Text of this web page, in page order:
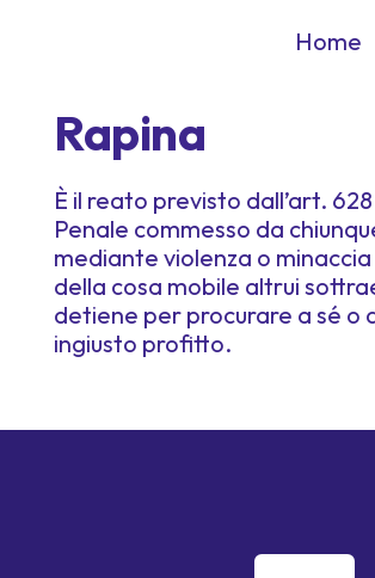
Home
Rapina
È il reato previsto dall’art.
Penale commesso da
mediante violenza o
della cosa mobile altrui
detiene per procurare a sé o
ingiusto profitto.